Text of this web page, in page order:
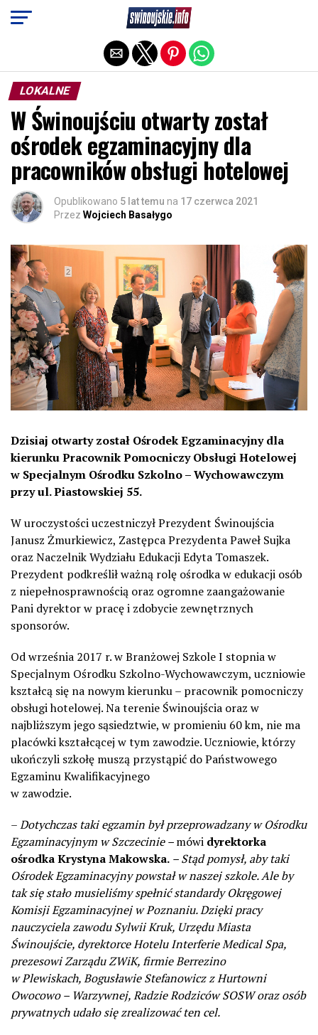
LOKALNE
W Świnoujściu otwarty został
ośrodek egzaminacyjny dla
pracowników obsługi hotelowej
Opublikowano 5 lat temu na 17 czerwca 2021
Przez Wojciech Basałygo
Dzisiaj otwarty został Ośrodek Egzaminacyjny dla
kierunku Pracownik Pomocniczy Obsługi Hotelowej
w Specjalnym Ośrodku Szkolno – Wychowawczym
przy ul. Piastowskiej 55.
W uroczystości uczestniczył Prezydent Świnoujścia
Janusz Żmurkiewicz, Zastępca Prezydenta Paweł Sujka
oraz Naczelnik Wydziału Edukacji Edyta Tomaszek.
Prezydent podkreślił ważną rolę ośrodka w edukacji osób
z niepełnosprawnością oraz ogromne zaangażowanie
Pani dyrektor w pracę i zdobycie zewnętrznych
sponsorów.
Od września 2017 r. w Branżowej Szkole I stopnia w
Specjalnym Ośrodku Szkolno-Wychowawczym, uczniowie
kształcą się na nowym kierunku – pracownik pomocniczy
obsługi hotelowej. Na terenie Świnoujścia oraz w
najbliższym jego sąsiedztwie, w promieniu 60 km, nie ma
placówki kształcącej w tym zawodzie. Uczniowie, którzy
ukończyli szkołę muszą przystąpić do Państwowego
Egzaminu Kwalifikacyjnego
w zawodzie.
–Dotychczas taki egzamin był przeprowadzany w Ośrodku
Egzaminacyjnym w Szczecinie –mówi dyrektorka
ośrodka Krystyna Makowska. – Stąd pomysł, aby taki
Ośrodek Egzaminacyjny powstał w naszej szkole. Ale by
tak się stało musieliśmy spełnić standardy Okręgowej
Komisji Egzaminacyjnej w Poznaniu. Dzięki pracy
nauczyciela zawodu Sylwii Kruk, Urzędu Miasta
Świnoujście, dyrektorce Hotelu Interferie Medical Spa,
prezesowi Zarządu ZWiK, firmie Berrezino
w Plewiskach, Bogusławie Stefanowicz z Hurtowni
Owocowo – Warzywnej, Radzie Rodziców SOSW oraz osób
prywatnych udało się zrealizować ten cel.
Exit mobile version